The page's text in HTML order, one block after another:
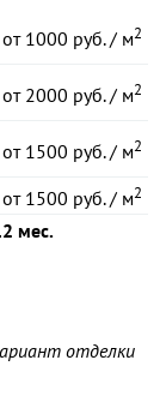
от1000 руб. / м2
от2000 руб. / м2
от1500 руб. / м2
от1500 руб. / м2
мес.
отделки